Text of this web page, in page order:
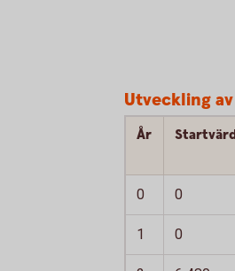
Utveckling
År
0 0
1 0